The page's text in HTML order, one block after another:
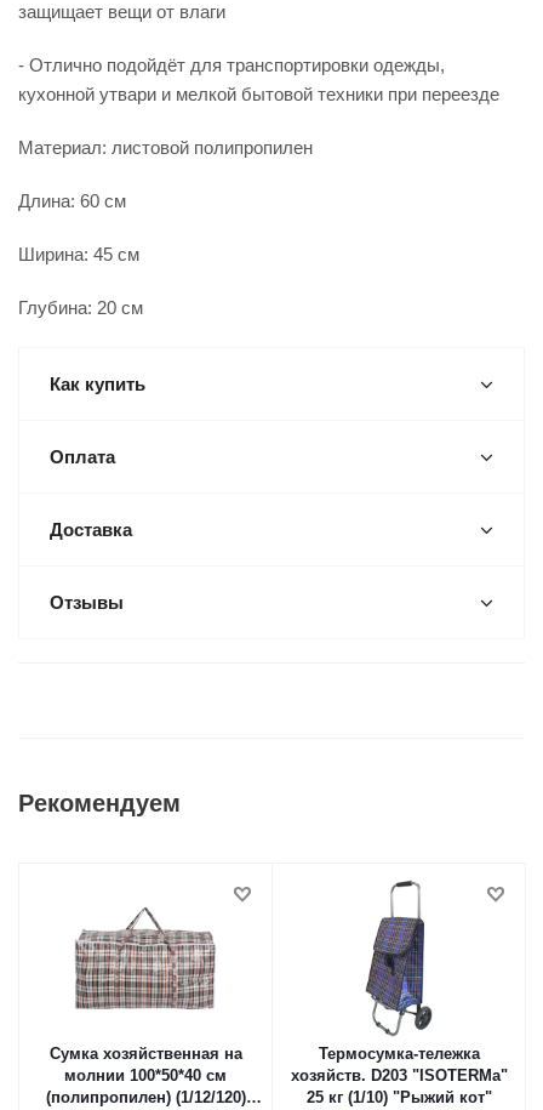
защищает вещи от влаги
- Отлично подойдёт для транспортировки одежды,
кухонной утвари и мелкой бытовой техники при переезде
Материал: листовой полипропилен
Длина: 60 см
Ширина: 45 см
Глубина: 20 см
Как купить
Оплата
Доставка
Отзывы
Рекомендуем
Сумка хозяйственная на
молнии 100*50*40 см
(полипропилен) (1/12/120)
Термосумка-тележка
хозяйств. D203 "ISOTERMа"
25 кг (1/10) "Рыжий кот"